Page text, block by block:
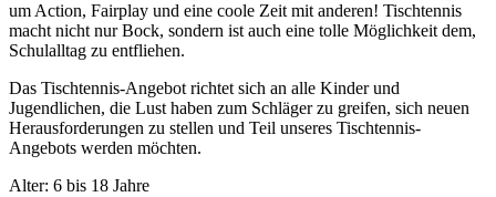
um Action, Fairplay und eine coole Zeit mit anderen! Tischtennis
macht nicht nur Bock, sondern ist auch eine tolle Möglichkeit dem,
Schulalltag zu entfliehen.
Das Tischtennis-Angebot richtet sich an alle Kinder und
Jugendlichen, die Lust haben zum Schläger zu greifen, sich neuen
Herausforderungen zu stellen und Teil unseres Tischtennis-
Angebots werden möchten.
Alter: 6 bis 18 Jahre